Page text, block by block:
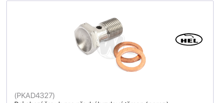
(PKAD4327)